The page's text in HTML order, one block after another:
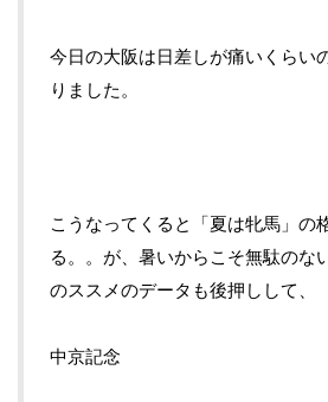
今日の大阪は日差しが痛いくらい
りました。
こうなってくると「夏は牝馬」の
る。。が、暑いからこそ無駄の
のススメのデータも後押しして、
中京記念